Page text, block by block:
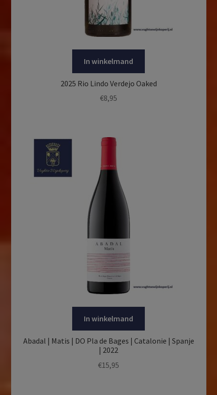
In winkelmand
2025 Rio Lindo Verdejo Oaked
€8,95
In winkelmand
Abadal | Matis | DO Pla de Bages | Catalonie | Spanje
| 2022
€15,95